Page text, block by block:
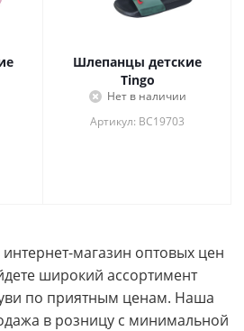
Шлепанцы детские
Tingo
Нет в наличии
Артикул: BC19703
магазин оптовых цен
широкий ассортимент
по приятным ценам. Наша
в розницу с минимальной